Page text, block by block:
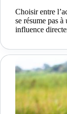
Choisir entre
se résume pas
influence